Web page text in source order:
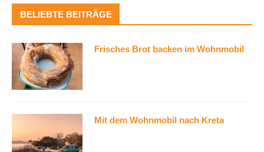
BELIEBTE BEITRÄGE
Frisches Brot backen im Wohnmobil
Mit dem Wohnmobil nach Kreta